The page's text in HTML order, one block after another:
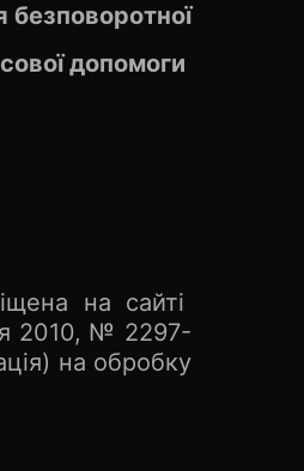
допомоги
на сайті
2010, № 2297-
на обробку